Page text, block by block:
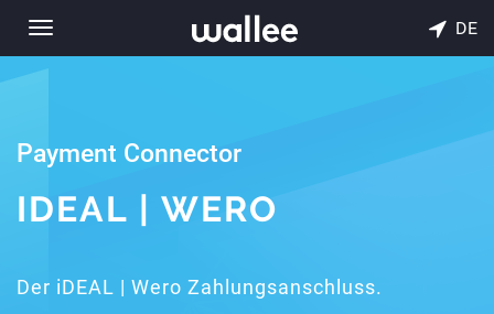
Toggle
navigation
DE
Payment Connector
IDEAL | WERO
Der iDEAL | Wero Zahlungsanschluss.